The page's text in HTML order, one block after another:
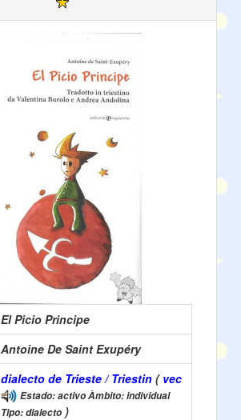
El Picio Principe
Antoine De Saint Exupéry
dialecto de Trieste / Triestin ( vec
Estado: activo Àmbito: individual
Tipo: dialecto )